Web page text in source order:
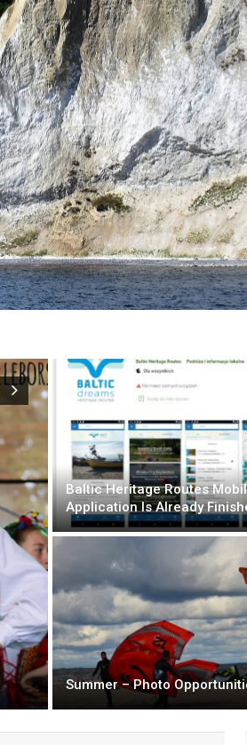
(English) SOUTH
TRAILS
Baltic Heritage Routes
Application Is Already
Summer – Photo